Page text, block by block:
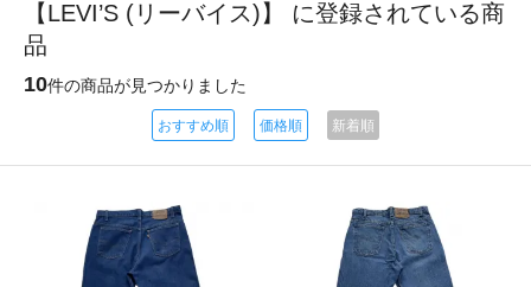
【LEVI’S (リーバイス)】 に登録されている商
品
10件の商品が見つかりました
おすすめ順 価格順 新着順